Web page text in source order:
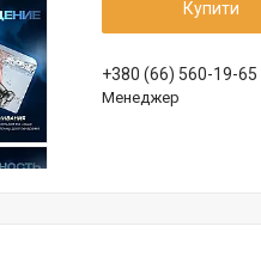
Купити
+380 (66) 560-19-65
Менеджер